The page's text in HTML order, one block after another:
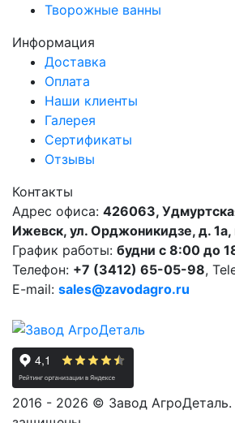
Творожные ванны
Информация
Доставка
Оплата
Наши клиенты
Галерея
Сертификаты
Отзывы
Контакты
Адрес офиса: 426063,
Ижевск, ул. Орджоникидзе, д.
График работы: будни с 8:00 до
Телефон: +7 (3412) 65-05-98,
E-mail: sales@zavodagro.ru
2016 - 2026 © Завод АгроДеталь.